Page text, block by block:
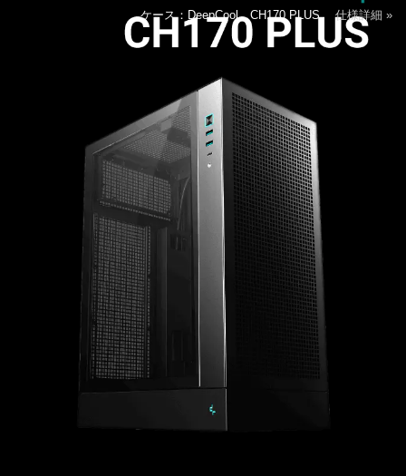
ケース：DeepCool CH170 PLUS仕様詳細 »